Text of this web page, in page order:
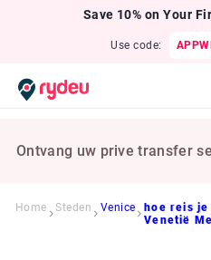
Save 10% on Your
Use code:
Ontvang uw prive transfer
Home Steden Venice
hoe reis
Venetië